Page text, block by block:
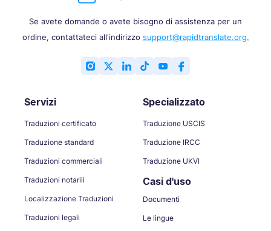
Se avete domande o avete bisogno di assistenza per un
ordine, contattateci all'indirizzo support@rapidtranslate.org.
Servizi
Traduzioni certificato
Traduzione standard
Traduzioni commerciali
Traduzioni notarili
Localizzazione Traduzioni
Traduzioni legali
Specializzato
Traduzione USCIS
Traduzione IRCC
Traduzione UKVI
Casi d'uso
Documenti
Le lingue